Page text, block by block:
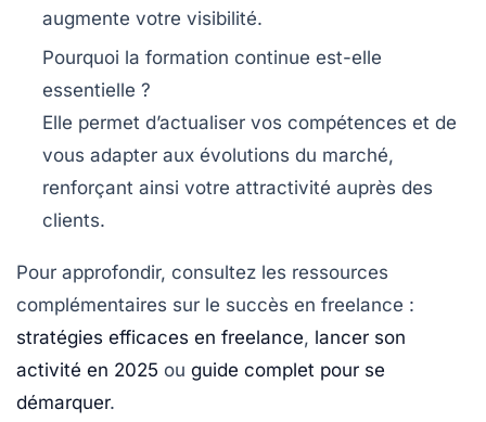
augmente votre visibilité.
Pourquoi la formation continue est-elle
essentielle ?
Elle permet d’actualiser vos compétences et de
vous adapter aux évolutions du marché,
renforçant ainsi votre attractivité auprès des
clients.
Pour approfondir, consultez les ressources
complémentaires sur le succès en freelance :
stratégies efficaces en freelance, lancer son
activité en 2025 ou guide complet pour se
démarquer.